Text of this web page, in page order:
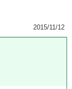
2015/11/12